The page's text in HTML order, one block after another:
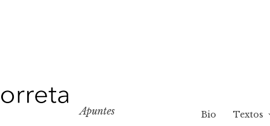
Apuntes
Bio Textos